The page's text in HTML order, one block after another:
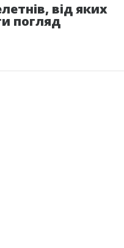
від яких
погляд